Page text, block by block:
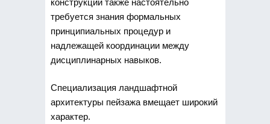
требуется знания формальных
принципиальных процедур и
надлежащей координации между
дисциплинарных навыков.
Специализация ландшафтной
архитектуры пейзажа вмещает широкий
характер.